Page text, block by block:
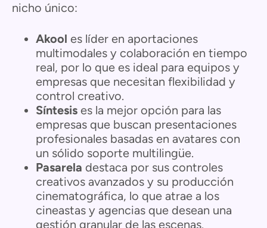
nicho único:
Akool es líder en aportaciones
multimodales y colaboración en tiempo
real, por lo que es ideal para equipos y
empresas que necesitan flexibilidad y
control creativo.
Síntesis es la mejor opción para las
empresas que buscan presentaciones
profesionales basadas en avatares con
un sólido soporte multilingüe.
Pasarela destaca por sus controles
creativos avanzados y su producción
cinematográfica, lo que atrae a los
cineastas y agencias que desean una
gestión granular de las escenas.